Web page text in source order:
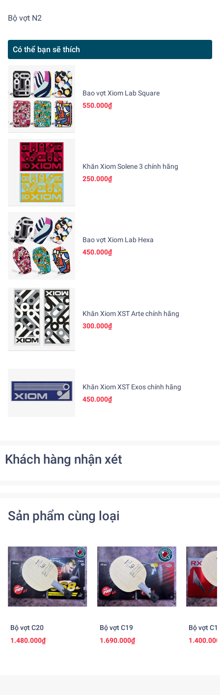
Bộ vợt N2
Có thể bạn sẽ thích
Bao vợt Xiom Lab Square
550.000₫
Khăn Xiom Solene 3 chính hãng
250.000₫
Bao vợt Xiom Lab Hexa
450.000₫
Khăn Xiom XST Arte chính hãng
300.000₫
Khăn Xiom XST Exos chính hãng
450.000₫
Khách hàng nhận xét
Sản phẩm cùng loại
Bộ vợt C20
1.480.000₫
Bộ vợt C19
1.690.000₫
Bộ vợt